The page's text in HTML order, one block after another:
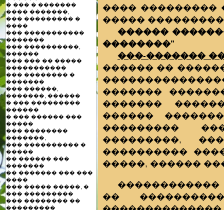
� ��� � �������
���� �������,
��� ��������� �
����
��� �����������
�������
��� ����������,
������
��� ��� �� �����
�����������
��� �������� �
�������
��� ������,
�������, ������
� ��� ���������
������
� ��� ������ ���
�����
��� ��������
�������,
��� ���������� �
�����
�� ������ ���
�������
�� ������� ��� ���
����
��� ����� �����, �
��� ���������
��� �������� ��
���������
���� ���������
�����
������
��������"
���-�������
������ ��
�������
�������
������
���������
���������,
����������
�����, ������
��